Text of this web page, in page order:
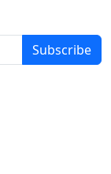
Subscribe